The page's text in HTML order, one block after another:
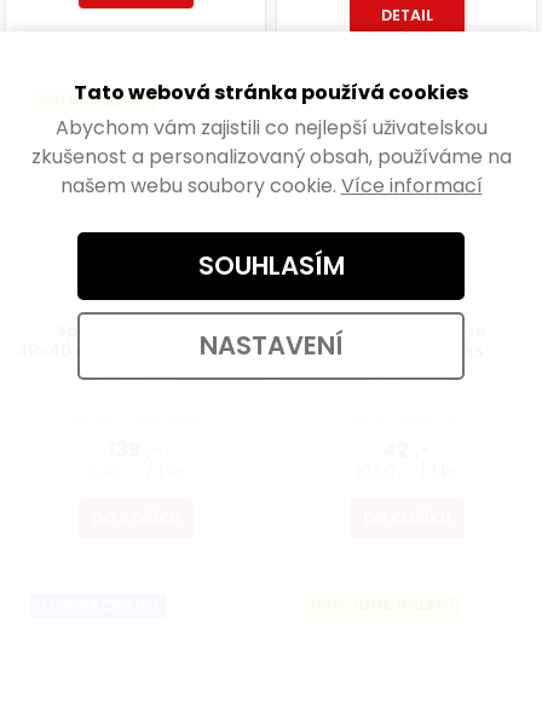
Tato webová stránka používá cookies
Abychom vám zajistili co nejlepší uživatelskou
zkušenost a personalizovaný obsah, používáme na
našem webu soubory cookie. Více informací
NASTAVENÍ
SOUHLASÍM
DETAIL
VELKÉ BALENÍ
Spojovací úhelník,
40x40x15mm, pozinkovaný,
20 ks
Skladem
Válečková matice
M6x10x16mm, 4 ks
Skladem